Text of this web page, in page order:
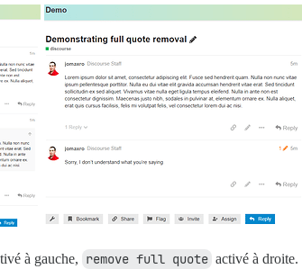
à gauche, remove full quote activé à droite.